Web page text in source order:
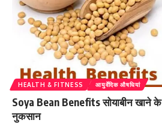
HEALTH & FITNESS आयुर्वेदिक औषधियां
Soya Bean Benefits सोयाबीन खाने
नुकसान